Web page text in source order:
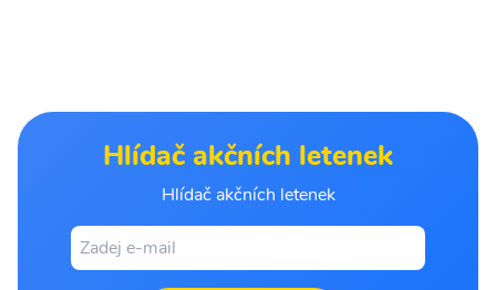
Hlídač akčních letenek
Hlídač akčních letenek